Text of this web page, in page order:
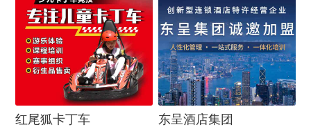
红尾狐卡丁车
东呈酒店集团